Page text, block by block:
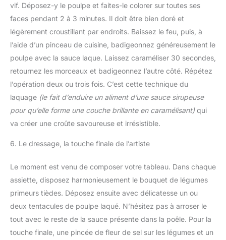
vif. Déposez-y le poulpe et faites-le colorer sur toutes ses
faces pendant 2 à 3 minutes. Il doit être bien doré et
légèrement croustillant par endroits. Baissez le feu, puis, à
l’aide d’un pinceau de cuisine, badigeonnez généreusement le
poulpe avec la sauce laque. Laissez caraméliser 30 secondes,
retournez les morceaux et badigeonnez l’autre côté. Répétez
l’opération deux ou trois fois. C’est cette technique du
laquage (le fait d’enduire un aliment d’une sauce sirupeuse
pour qu’elle forme une couche brillante en caramélisant) qui
va créer une croûte savoureuse et irrésistible.
6. Le dressage, la touche finale de l’artiste
Le moment est venu de composer votre tableau. Dans chaque
assiette, disposez harmonieusement le bouquet de légumes
primeurs tièdes. Déposez ensuite avec délicatesse un ou
deux tentacules de poulpe laqué. N’hésitez pas à arroser le
tout avec le reste de la sauce présente dans la poêle. Pour la
touche finale, une pincée de fleur de sel sur les légumes et un